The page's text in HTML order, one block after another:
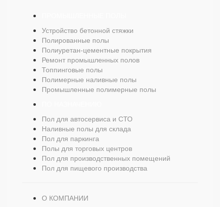
Устройство бетонной стяжки
Полированные полы
Полиуретан-цементные покрытия
Ремонт промышленных полов
Топпинговые полы
Полимерные наливные полы
Промышленные полимерные полы
Пол для автосервиса и СТО
Наливные полы для склада
Пол для паркинга
Полы для торговых центров
Пол для производственных помещений
Пол для пищевого производства
О КОМПАНИИ